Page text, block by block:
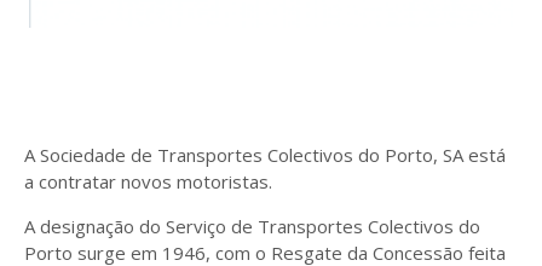
A Sociedade de Transportes Colectivos do Porto, SA está
a contratar novos motoristas.
A designação do Serviço de Transportes Colectivos do
Porto surge em 1946, com o Resgate da Concessão feita